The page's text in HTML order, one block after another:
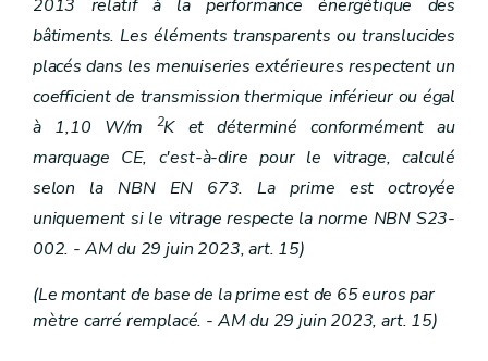
2013 relatif à la performance énergétique des
bâtiments. Les éléments transparents ou translucides
placés dans les menuiseries extérieures respectent un
coefficient de transmission thermique inférieur ou égal
à 1,10 W/m
2K et déterminé conformément au
marquage CE, c'est-à-dire pour le vitrage, calculé
selon la NBN EN 673. La prime est octroyée
uniquement si le vitrage respecte la norme NBN S23-
002. - AM du 29 juin 2023, art. 15)
(Le montant de base de la prime est de 65 euros par
mètre carré remplacé. - AM du 29 juin 2023, art. 15)